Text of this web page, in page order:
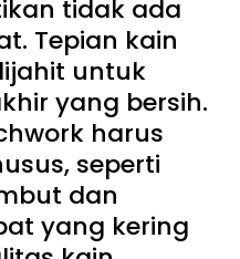
tidak ada
Tepian kain
untuk
yang bersih.
harus
seperti
dan
yang kering